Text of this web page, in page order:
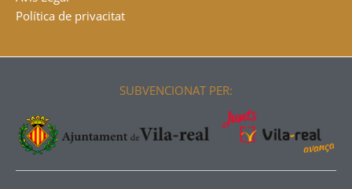
Política de privacitat
SUBVENCIONAT PER: